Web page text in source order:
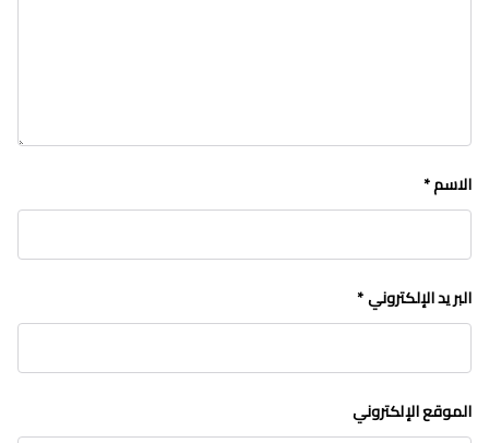
الاسم*
البريد الإلكتروني*
الموقع الإلكتروني